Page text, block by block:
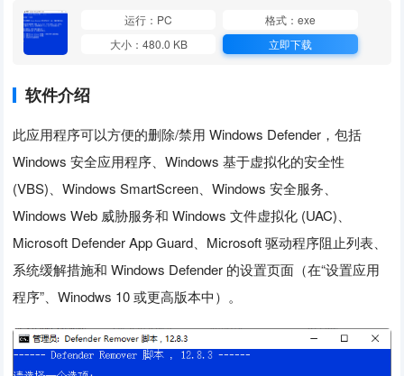
运行：PC
格式：exe
大小：480.0 KB
立即下载
软件介绍
此应用程序可以方便的删除/禁用 Windows Defender，包括
Windows 安全应用程序、Windows 基于虚拟化的安全性
(VBS)、Windows SmartScreen、Windows 安全服务、
Windows Web 威胁服务和 Windows 文件虚拟化 (UAC)、
Microsoft Defender App Guard、Microsoft 驱动程序阻止列表、
系统缓解措施和 Windows Defender 的设置页面（在“设置应用
程序”、Winodws 10 或更高版本中）。